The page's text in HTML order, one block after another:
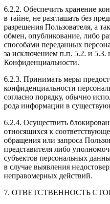
6.2.2. Обеспечить хранение
в тайне, не разглашать без
разрешения Пользователя, а
обмен, опубликование, либо
способами переданных
за исключением п.п. 5.2. и 5.3.
Конфиденциальности.
6.2.3. Принимать меры
конфиденциальности
согласно порядку, обычно
рода информации в
6.2.4. Осуществить
относящихся к
обращения или запроса
представителя либо
субъектов персональных
в случае выявления
неправомерных действий.
7. ОТВЕТСТВЕННОСТЬ